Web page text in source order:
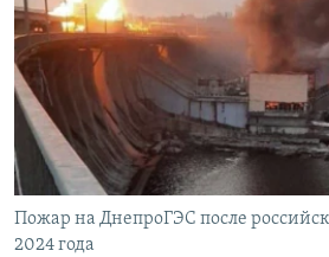
ПРОПАВШИЕ БЕЗ ВЕСТИ
ПОБЕДИТЕЛЕЙ НЕ СУДЯТ?
КРЫМ.НЕПОКОРЕННЫЙ
ELIFBE
УКРАИНСКАЯ ПРОБЛЕМА КРЫМА
ПРИСОЕДИНЯЙТЕСЬ!
Все сайты RFE/RL
Пожар на ДнепроГЭС после
2024 года